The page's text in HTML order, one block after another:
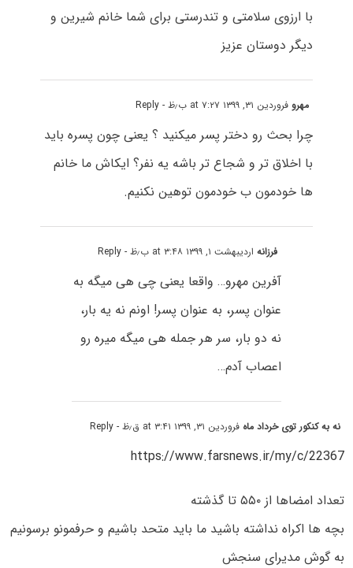
با ارزوی سلامتی و تندرستی برای شما خانم شیرین و
دیگر دوستان عزیز
مهروفروردین ۳۱, ۱۳۹۹ at ۷:۲۷ ب٫ظ - Reply
چرا بحث رو دختر پسر میکنید ؟ یعنی چون پسره باید
با اخلاق تر و شجاع تر باشه یه نفر؟ ایکاش ما خانم
ها خودمون ب خودمون توهین نکنیم.
فرزانهاردیبهشت ۱, ۱۳۹۹ at ۳:۴۸ ب٫ظ - Reply
آفرین مهرو… واقعا یعنی چی هی میگه به
عنوان پسر، به عنوان پسر! اونم نه یه بار،
نه دو بار، سر هر جمله هی میگه میره رو
اعصاب آدم…
نه به کنکور توی خرداد ماه فروردین ۳۱, ۱۳۹۹ at ۳:۴۱ ق٫ظ - Reply
https://www.farsnews.ir/my/c/22367
تعداد امضاها از ۵۵۰ تا گذشته
بچه ها اکراه نداشته باشید ما باید متحد باشیم و حرفمونو برسونیم
به گوش مدیرای سنجش